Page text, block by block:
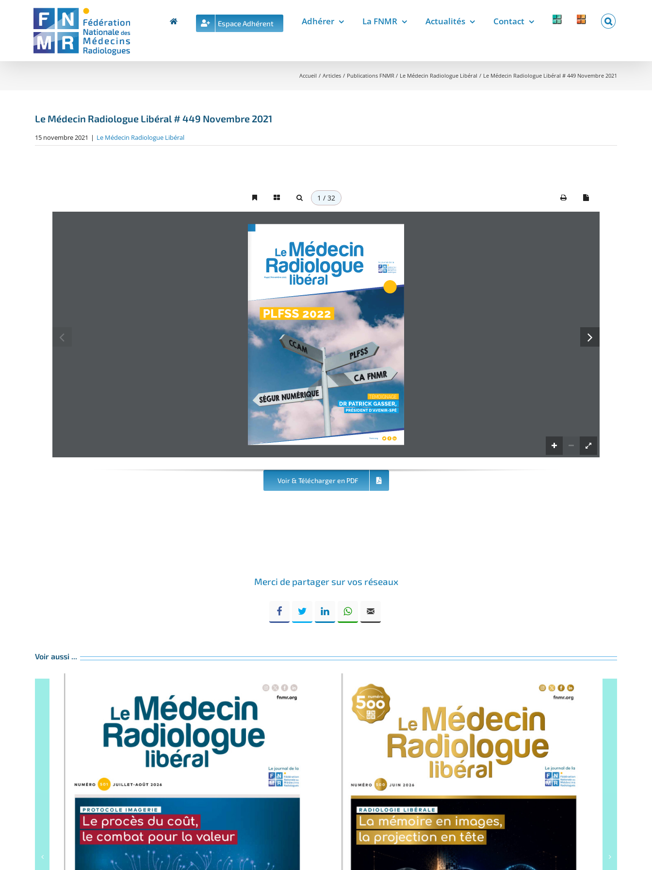
Espace Adhérent Adhérer La FNMR Actualités Contact ForcomedLabelix
Accueil Articles Publications FNMR Le Médecin Radiologue Libéral Le Médecin Radiologue Libéral # 449 Novembre 2021
Le Médecin Radiologue Libéral # 449 Novembre 2021
15 novembre 2021 | Le Médecin Radiologue Libéral
#449 | Novembre 2021
le journal de la
fnmr.org
PLFSS 2022
TÉMOIGNAGE
DR PATRICK GASSER,
PRÉSIDENT D’AVENIR-SPÉ
1 / 32
Voir & Télécharger en PDF
Merci de partager sur vos réseaux
Facebook Twitter LinkedIn WhatsApp
Voir aussi ...